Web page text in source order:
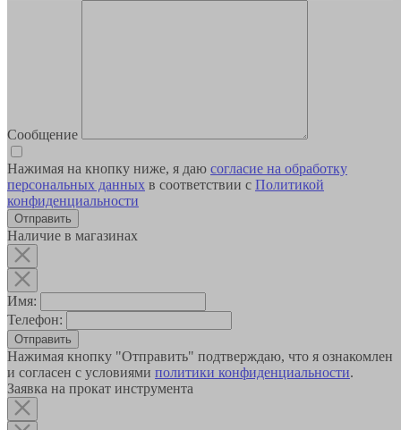
Сообщение
Нажимая на кнопку ниже, я даю согласие на обработку
персональных данных в соответствии с Политикой
конфиденциальности
Наличие в магазинах
Имя:
Телефон:
Отправить
Нажимая кнопку "Отправить" подтверждаю, что я ознакомлен
и согласен с условиями политики конфиденциальности.
Заявка на прокат инструмента